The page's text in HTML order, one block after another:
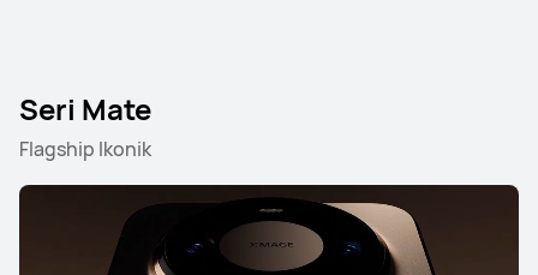
Seri Mate
Flagship Ikonik